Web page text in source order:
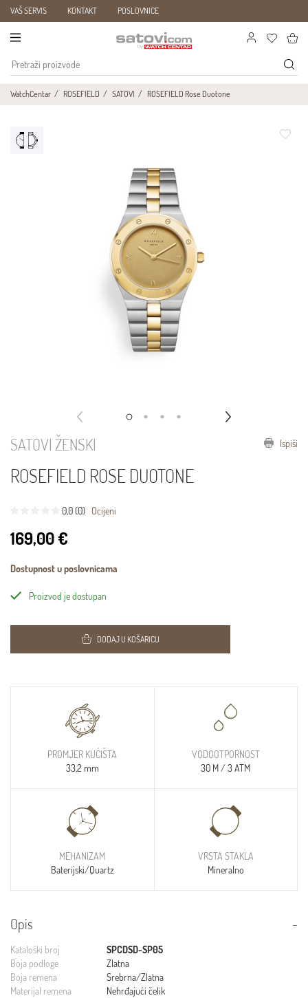
VAŠ SERVIS KONTAKT POSLOVNICE
WatchCentar ROSEFIELD SATOVI ROSEFIELD Rose Duotone
Ispiši
SATOVI ŽENSKI
ROSEFIELD ROSE DUOTONE
0,0 (0) Ocijeni
169,00 €
Dostupnost u poslovnicama
Proizvod je dostupan
DODAJ U KOŠARICU
PROMJER KUĆIŠTA
33,2 mm
VODOOTPORNOST
30 M / 3 ATM
MEHANIZAM
Baterijski/Quartz
VRSTA STAKLA
Mineralno
Opis
Kataloški broj
SPCDSD-SP05
Boja podloge
Zlatna
Boja remena
Srebrna/Zlatna
Materijal remena
Nehrđajući čelik